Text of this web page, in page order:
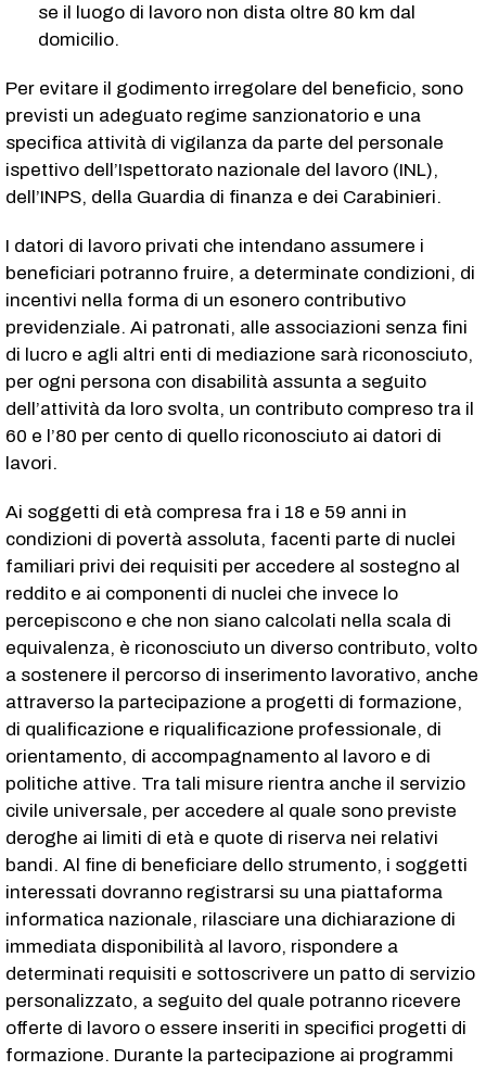
se il luogo di lavoro non dista oltre 80 km dal
domicilio.
Per evitare il godimento irregolare del beneficio, sono
previsti un adeguato regime sanzionatorio e una
specifica attività di vigilanza da parte del personale
ispettivo dell’Ispettorato nazionale del lavoro (INL),
dell’INPS, della Guardia di finanza e dei Carabinieri.
I datori di lavoro privati che intendano assumere i
beneficiari potranno fruire, a determinate condizioni, di
incentivi nella forma di un esonero contributivo
previdenziale. Ai patronati, alle associazioni senza fini
di lucro e agli altri enti di mediazione sarà riconosciuto,
per ogni persona con disabilità assunta a seguito
dell’attività da loro svolta, un contributo compreso tra il
60 e l’80 per cento di quello riconosciuto ai datori di
lavori.
Ai soggetti di età compresa fra i 18 e 59 anni in
condizioni di povertà assoluta, facenti parte di nuclei
familiari privi dei requisiti per accedere al sostegno al
reddito e ai componenti di nuclei che invece lo
percepiscono e che non siano calcolati nella scala di
equivalenza, è riconosciuto un diverso contributo, volto
a sostenere il percorso di inserimento lavorativo, anche
attraverso la partecipazione a progetti di formazione,
di qualificazione e riqualificazione professionale, di
orientamento, di accompagnamento al lavoro e di
politiche attive. Tra tali misure rientra anche il servizio
civile universale, per accedere al quale sono previste
deroghe ai limiti di età e quote di riserva nei relativi
bandi. Al fine di beneficiare dello strumento, i soggetti
interessati dovranno registrarsi su una piattaforma
informatica nazionale, rilasciare una dichiarazione di
immediata disponibilità al lavoro, rispondere a
determinati requisiti e sottoscrivere un patto di servizio
personalizzato, a seguito del quale potranno ricevere
offerte di lavoro o essere inseriti in specifici progetti di
formazione. Durante la partecipazione ai programmi